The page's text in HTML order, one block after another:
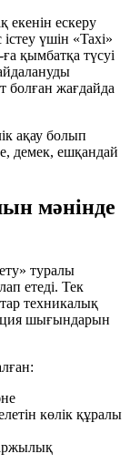
ескеру
үшін «Taxi»
қымбатқа түсуі
болған жағдайда
ақау болып
демек, ешқандай
мәнінде
туралы
етеді. Тек
техникалық
шығындарын
көлік құралы